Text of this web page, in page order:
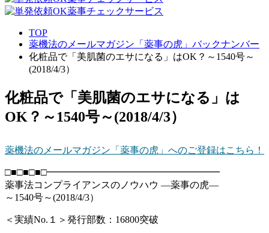
TOP
薬機法のメールマガジン「薬事の虎」バックナンバー
化粧品で「美肌菌のエサになる」はOK？～1540号～
(2018/4/3）
化粧品で「美肌菌のエサになる」は
OK？～1540号～(2018/4/3）
薬機法のメールマガジン「薬事の虎」へのご登録はこちら！
□■□■□■□━━━━━━━━━━━━━━━━━━
薬事法コンプライアンスのノウハウ ―薬事の虎―
～1540号～(2018/4/3）
＜実績No.１＞発行部数：16800突破